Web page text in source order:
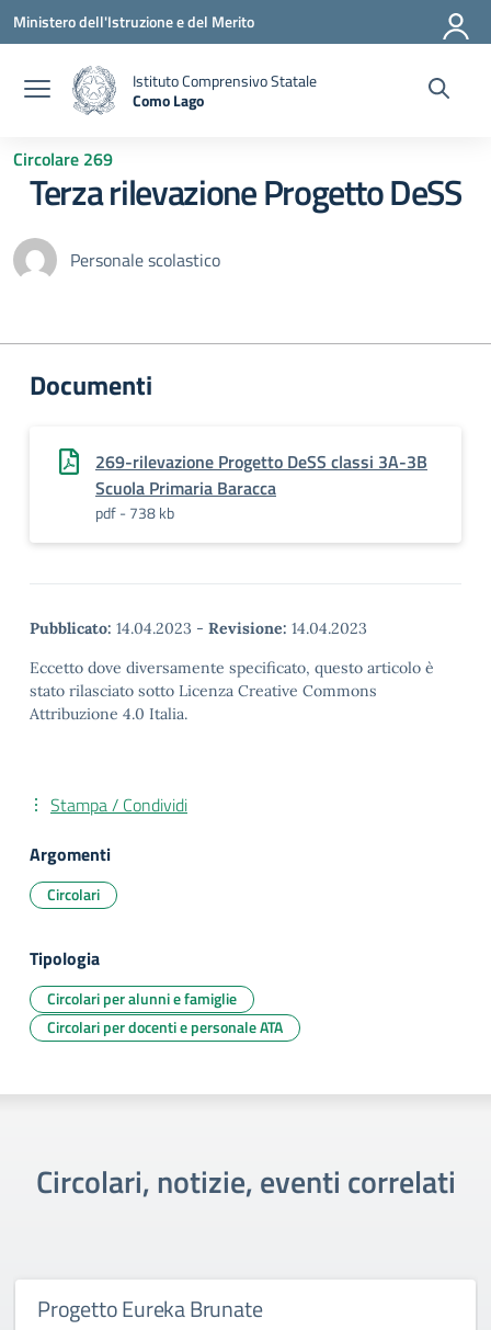
Vai ai contenuti
Vai al menu di navigazione
Vai al footer
Ministero dell'Istruzione e del Merito
Istituto Comprensivo Statale
Como Lago
— Visita la pagina iniziale della scuola
Circolare 269
Terza rilevazione Progetto DeSS
Personale scolastico
Documenti
269-rilevazione Progetto DeSS classi 3A-3B
Scuola Primaria Baracca
pdf - 738 kb
Pubblicato: 14.04.2023 - Revisione: 14.04.2023
Eccetto dove diversamente specificato, questo articolo è
stato rilasciato sotto Licenza Creative Commons
Attribuzione 4.0 Italia.
Stampa / Condividi
Argomenti
Circolari
Tipologia
Circolari per alunni e famiglie
Circolari per docenti e personale ATA
Circolari, notizie, eventi correlati
Progetto Eureka Brunate